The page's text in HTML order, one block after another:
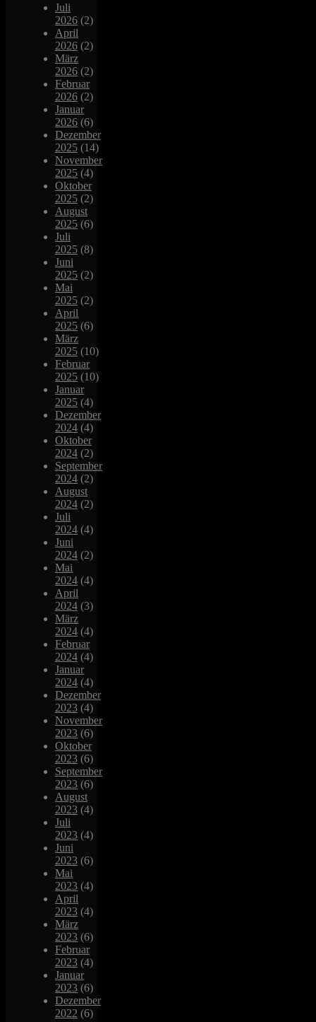
Juli
2026 (2)
April
2026 (2)
März
2026 (2)
Februar
2026 (2)
Januar
2026 (6)
Dezember
2025 (14)
November
2025 (4)
Oktober
2025 (2)
August
2025 (6)
Juli
2025 (8)
Juni
2025 (2)
Mai
2025 (2)
April
2025 (6)
März
2025 (10)
Februar
2025 (10)
Januar
2025 (4)
Dezember
2024 (4)
Oktober
2024 (2)
September
2024 (2)
August
2024 (2)
Juli
2024 (4)
Juni
2024 (2)
Mai
2024 (4)
April
2024 (3)
März
2024 (4)
Februar
2024 (4)
Januar
2024 (4)
Dezember
2023 (4)
November
2023 (6)
Oktober
2023 (6)
September
2023 (6)
August
2023 (4)
Juli
2023 (4)
Juni
2023 (6)
Mai
2023 (4)
April
2023 (4)
März
2023 (6)
Februar
2023 (4)
Januar
2023 (6)
Dezember
2022 (6)